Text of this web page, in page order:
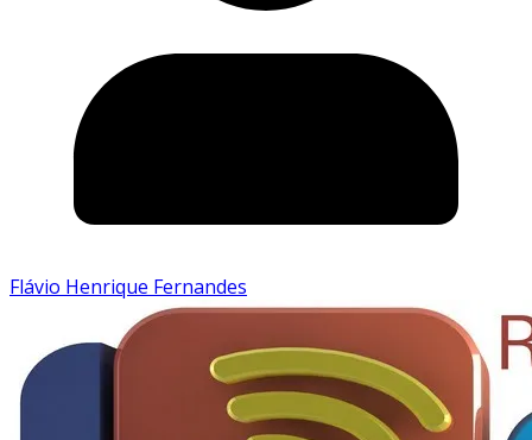
Flávio Henrique Fernandes